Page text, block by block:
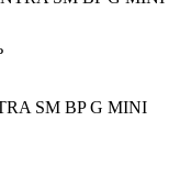
SM BP G MINI